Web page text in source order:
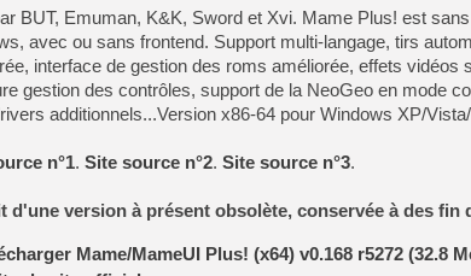
BUT, Emuman, K&K, Sword et Xvi. Mame Plus! est
avec ou sans frontend. Support multi-langage, tirs
interface de gestion des roms améliorée, effets
gestion des contrôles, support de la NeoGeo en mode
additionnels...Version x86-64 pour Windows XP/
n°1. Site source n°2. Site source n°3.
d'une version à présent obsolète, conservée à des fin
Mame/MameUI Plus! (x64) v0.168 r5272 (32.8